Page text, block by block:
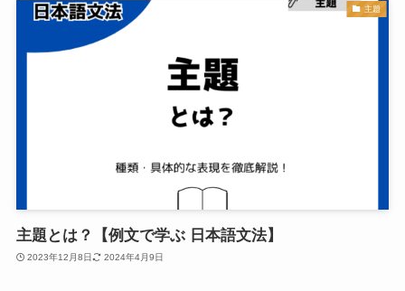
主題
主題とは？【例文で学ぶ 日本語文法】
2023年12月8日 2024年4月9日